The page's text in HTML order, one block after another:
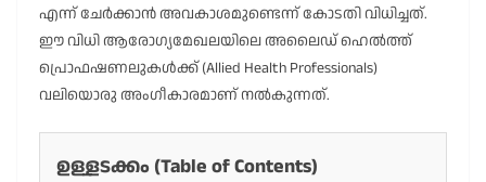
എന്ന് ചേർക്കാൻ അവകാശമുണ്ടെന്ന് കോടതി വിധിച്ചത്.
ഈ വിധി ആരോഗ്യമേഖലയിലെ അലൈഡ് ഹെൽത്ത്
പ്രൊഫഷണലുകൾക്ക് (Allied Health Professionals)
വലിയൊരു അംഗീകാരമാണ് നൽകുന്നത്.
ഉള്ളടക്കം (Table of Contents)